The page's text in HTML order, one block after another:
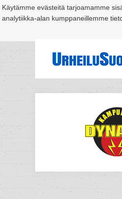
Käytämme evästeitä tarjoamamme
analytiikka-alan kumppaneillemme
Suomi Espoo Helsinki